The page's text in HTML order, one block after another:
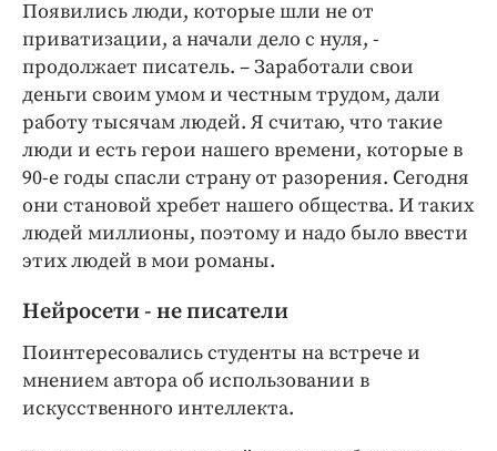
Появились люди, которые шли не от
приватизации, а начали дело с нуля, -
продолжает писатель. – Заработали свои
деньги своим умом и честным трудом, дали
работу тысячам людей. Я считаю, что такие
люди и есть герои нашего времени, которые в
90-е годы спасли страну от разорения. Сегодня
они становой хребет нашего общества. И таких
людей миллионы, поэтому и надо было ввести
этих людей в мои романы.
Нейросети - не писатели
Поинтересовались студенты на встрече и
мнением автора об использовании в
искусственного интеллекта.